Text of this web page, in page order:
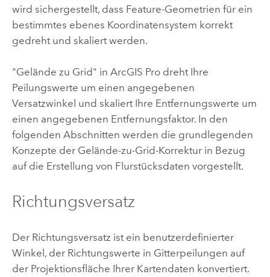
wird sichergestellt, dass Feature-Geometrien für ein
bestimmtes ebenes Koordinatensystem korrekt
gedreht und skaliert werden.
"Gelände zu Grid" in ArcGIS Prodreht Ihre
Peilungswerte um einen angegebenen
Versatzwinkel und skaliert Ihre Entfernungswerte um
einen angegebenen Entfernungsfaktor. In den
folgenden Abschnitten werden die grundlegenden
Konzepte der Gelände-zu-Grid-Korrektur in Bezug
auf die Erstellung von Flurstücksdaten vorgestellt.
Richtungsversatz
Der Richtungsversatz ist ein benutzerdefinierter
Winkel, der Richtungswerte in Gitterpeilungen auf
der Projektionsfläche Ihrer Kartendaten konvertiert.